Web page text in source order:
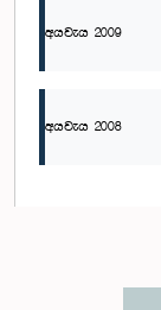
අයවැය 2009
අයවැය 2008